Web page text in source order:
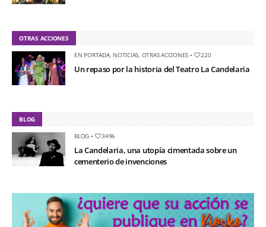
OTRAS ACCIONES
EN PORTADA, NOTICIAS OTRAS ACCIONES • 220
Un repaso por la historia del Teatro La Candelaria
BLOG
BLOG • 3496
La Candelaria, una utopía cimentada sobre un
cementerio de invenciones